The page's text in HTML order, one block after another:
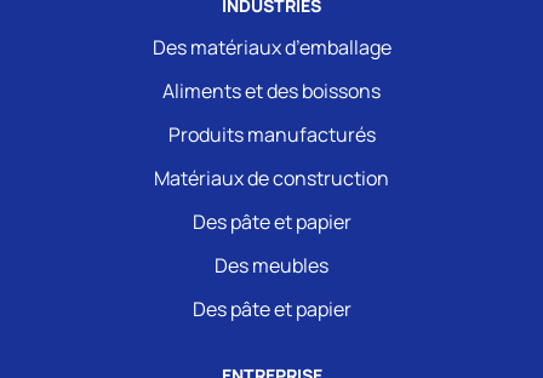
INDUSTRIES
Des matériaux d’emballage
Aliments et des boissons
Produits manufacturés
Matériaux de construction
Des pâte et papier
Des meubles
Des pâte et papier